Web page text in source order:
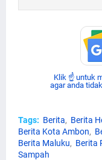
Klik ☝ untuk
agar anda
Tags: Berita Berita
Berita Kota Ambon
Berita Maluku
Berita
Sampah